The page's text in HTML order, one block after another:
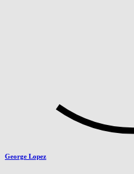
George Lopez